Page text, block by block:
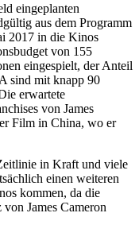
eingeplanten
aus dem Programm
2017 in die Kinos
von 155
eingespielt, der Anteil
sind mit knapp 90
erwartete
von James
Film in China, wo er
in Kraft und viele
einen weiteren
kommen, da die
James Cameron